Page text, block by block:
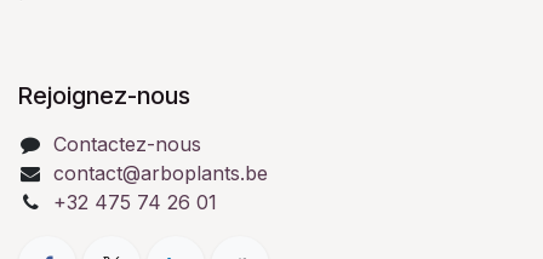
Rejoignez-nous
Contactez-nous
contact@arboplants.be
+32 475 74 26 01